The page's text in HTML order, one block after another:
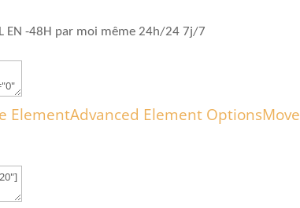
EN -48H par moi même 24h/24 7j/7
ElementAdvanced Element OptionsMove